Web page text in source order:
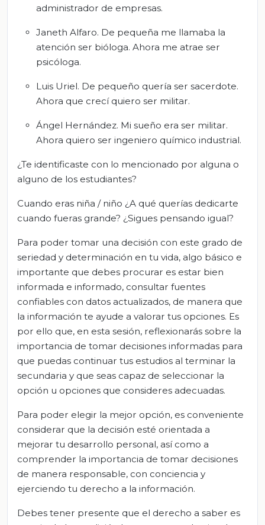
administrador de empresas.
Janeth Alfaro. De pequeña me llamaba la
atención ser bióloga. Ahora me atrae ser
psicóloga.
Luis Uriel. De pequeño quería ser sacerdote.
Ahora que crecí quiero ser militar.
Ángel Hernández. Mi sueño era ser militar.
Ahora quiero ser ingeniero químico industrial.
¿Te identificaste con lo mencionado por alguna o
alguno de los estudiantes?
Cuando eras niña / niño ¿A qué querías dedicarte
cuando fueras grande? ¿Sigues pensando igual?
Para poder tomar una decisión con este grado de
seriedad y determinación en tu vida, algo básico e
importante que debes procurar es estar bien
informada e informado, consultar fuentes
confiables con datos actualizados, de manera que
la información te ayude a valorar tus opciones. Es
por ello que, en esta sesión, reflexionarás sobre la
importancia de tomar decisiones informadas para
que puedas continuar tus estudios al terminar la
secundaria y que seas capaz de seleccionar la
opción u opciones que consideres adecuadas.
Para poder elegir la mejor opción, es conveniente
considerar que la decisión esté orientada a
mejorar tu desarrollo personal, así como a
comprender la importancia de tomar decisiones
de manera responsable, con conciencia y
ejerciendo tu derecho a la información.
Debes tener presente que el derecho a saber es